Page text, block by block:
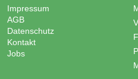
Impressum
AGB
Datenschutz
Kontakt
Jobs